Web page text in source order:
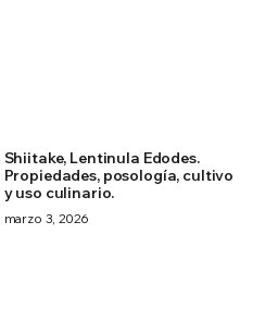
Shiitake, Lentinula Edodes.
Propiedades, posología, cultivo
y uso culinario.
marzo 3, 2026